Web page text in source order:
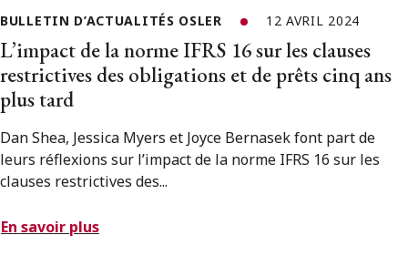
BULLETIN D’ACTUALITÉS OSLER 12 AVRIL 2024
L’impact de la norme IFRS 16 sur les clauses
restrictives des obligations et de prêts cinq ans
plus tard
Dan Shea, Jessica Myers et Joyce Bernasek font part de
leurs réflexions sur l’impact de la norme IFRS 16 sur les
clauses restrictives des...
En savoir plus